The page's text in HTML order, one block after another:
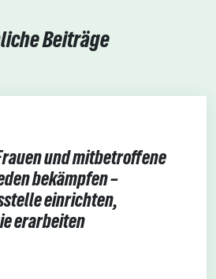
Beiträge
und mitbetroffene
bekämpfen –
einrichten,
erarbeiten